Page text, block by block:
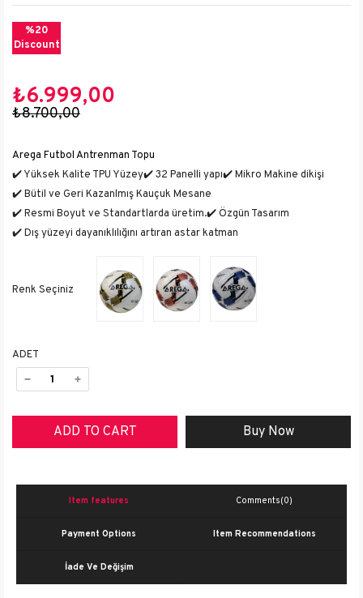
%20
Discount
₺8.700,00
₺6.999,00
Arega Futbol Antrenman Topu
✔️ Yüksek Kalite TPU Yüzey✔️ 32 Panelli yapı✔️ Mikro Makine dikişi
✔️ Bütil ve Geri Kazanlmış Kauçuk Mesane
✔️ Resmi Boyut ve Standartlarda üretim.✔️ Özgün Tasarım
✔️ Dış yüzeyi dayanıklılığını artıran astar katman
ADET
Item features Comments(0)
Payment Options Item Recommendations
İade Ve Değişim